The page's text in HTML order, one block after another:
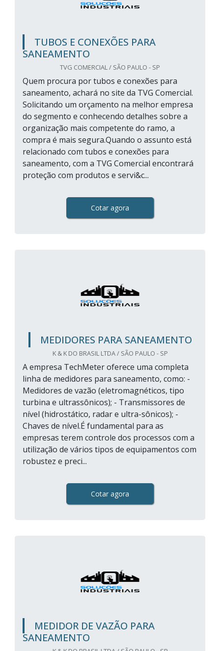
TUBOS E CONEXÕES PARA
SANEAMENTO
TVG COMERCIAL / SÃO PAULO - SP
Quem procura por tubos e conexões para
saneamento, achará no site da TVG Comercial.
Solicitando um orçamento na melhor empresa
do segmento e conhecendo detalhes sobre a
organização mais competente do ramo, a
compra é mais segura.Quando o assunto está
relacionado com tubos e conexões para
saneamento, com a TVG Comercial encontrará
proteção com produtos e servi&c...
Cotar agora
MEDIDORES PARA SANEAMENTO
K & K DO BRASIL LTDA / SÃO PAULO - SP
A empresa TechMeter oferece uma completa
linha de medidores para saneamento, como: -
Medidores de vazão (eletromagnéticos, tipo
turbina e ultrassônicos); - Transmissores de
nível (hidrostático, radar e ultra-sônicos); -
Chaves de nível.É fundamental para as
empresas terem controle dos processos com a
utilização de vários tipos de equipamentos com
robustez e preci...
Cotar agora
MEDIDOR DE VAZÃO PARA
SANEAMENTO